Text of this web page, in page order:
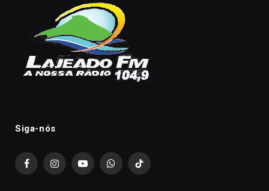
Siga-nós
FacebookInstagramYouTubeWhatsAppTikTok